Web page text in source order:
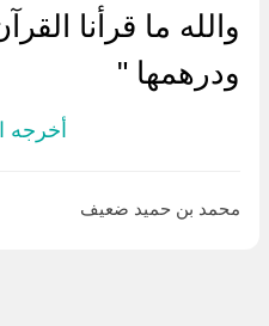
والله ما قرأنا
ودرهمها "
أخرجه
محمد بن حميد ضعيف